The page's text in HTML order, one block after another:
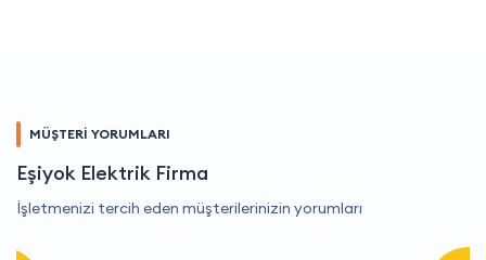
MÜŞTERİ YORUMLARI
Eşiyok Elektrik Firma
İşletmenizi tercih eden müşterilerinizin yorumları